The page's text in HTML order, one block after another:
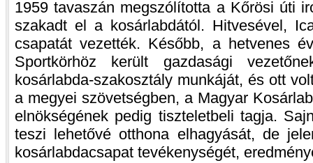
1959 tavaszán megszólította a Kőrösi úti
szakadt el a kosárlabdától. Hitvesével,
csapatát vezették. Később, a hetvenes
Sportkörhöz került gazdasági
kosárlabda-szakosztály munkáját, és ott
a megyei szövetségben, a Magyar
elnökségének pedig tiszteletbeli tagja.
teszi lehetővé otthona elhagyását, de
kosárlabdacsapat tevékenységét,